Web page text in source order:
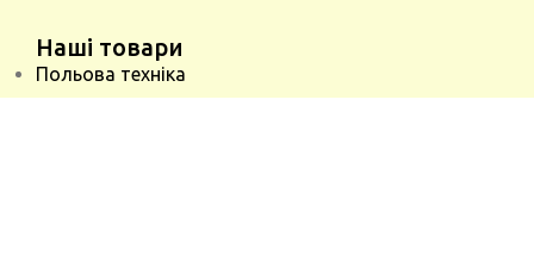
Наші товари
Польова техніка